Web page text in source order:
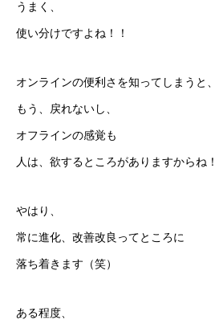
うまく、
使い分けですよね！！
オンラインの便利さを知ってしまうと、
もう、戻れないし、
オフラインの感覚も
人は、欲するところがありますからね！
やはり、
常に進化、改善改良ってところに
落ち着きます（笑）
ある程度、